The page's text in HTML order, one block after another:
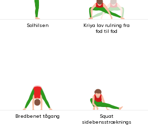
Solhilsen
Kriya lav rulning fra
fod til fod
Bredbenet tågang
Squat
sidebensstrækningsstilling